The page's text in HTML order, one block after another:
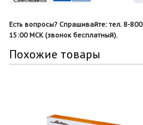
Есть вопросы? Спрашивайте: тел. 8-
15:00 МСК (звонок бесплатный).
Похожие товары